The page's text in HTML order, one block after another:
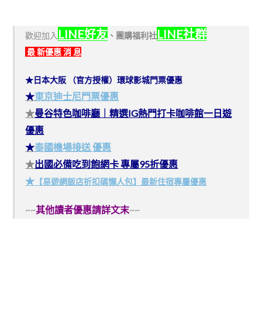
歡迎加入 LINE好友 、 團購福利社LINE社群
最 新優惠 消 息
★日本大阪 （官方授權）環球影城門票優惠
★東京迪士尼門票優惠
★曼谷特色咖啡廳｜精選IG熱門打卡咖啡館一日遊
優惠
★泰國機場接送 優惠
★出國必備吃到飽網卡 專屬95折優惠
★ 【易遊網飯店折扣碼懶人包】最新住宿專屬優惠
~~其他讀者優惠請詳文末~~